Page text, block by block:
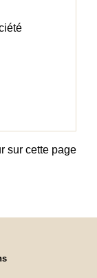
sur cette page